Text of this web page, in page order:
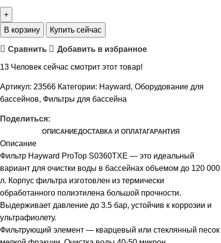
В корзину Купить сейчас
Сравнить Добавить в избранное
13 Человек сейчас смотрит этот товар!
Артикул: 23566 Категории: Hayward, Оборудование для
бассейнов, Фильтры для бассейна
Поделиться:
ОПИСАНИЕДОСТАВКА И ОПЛАТАГАРАНТИЯ
Описание
Фильтр Hayward ProTop S0360TXE — это идеальный
вариант для очистки воды в бассейнах объемом до 120 000
л. Корпус фильтра изготовлен из термически
обработанного полиэтилена большой прочности.
Выдерживает давление до 3.5 бар, устойчив к коррозии и
ультрафиолету.
Фильтрующий элемент — кварцевый или стеклянный песок